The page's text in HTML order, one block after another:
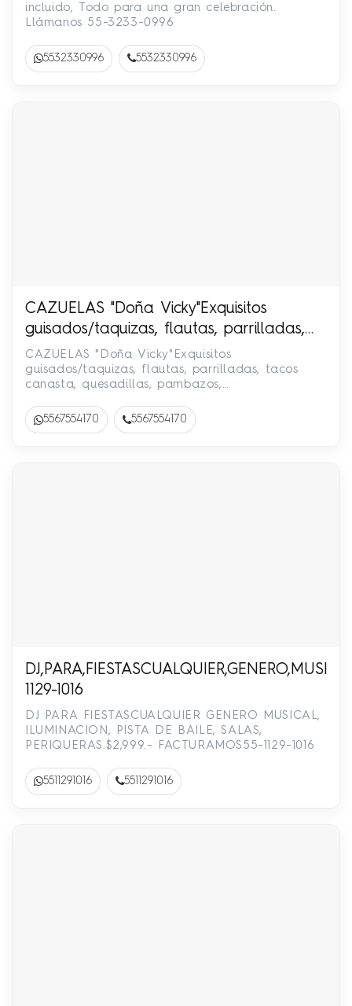
0996
incluido, Todo para una gran celebración.
Llámanos 55-3233-0996
5532330996 5532330996
CAZUELAS "Doña Vicky"Exquisitos
guisados/taquizas, flautas, parrilladas,
tacos canasta, quesadillas, pambazos,
desayunos.!Facturamos! 55-6755-4170
CAZUELAS "Doña Vicky"Exquisitos
guisados/taquizas, flautas, parrilladas, tacos
canasta, quesadillas, pambazos,
5567554170 5567554170
1129-1016
DJ PARA FIESTASCUALQUIER GENERO MUSICAL,
ILUMINACION, PISTA DE BAILE, SALAS,
PERIQUERAS.$2,999.- FACTURAMOS55-1129-1016
5511291016 5511291016